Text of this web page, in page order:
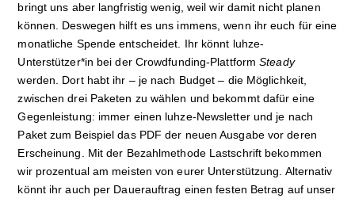
bringt uns aber langfristig wenig, weil wir damit nicht planen
können. Deswegen hilft es uns immens, wenn ihr euch für eine
monatliche Spende entscheidet. Ihr könnt luhze-
Unterstützer*in bei der Crowdfunding-PlattformSteady
werden. Dort habt ihr – je nach Budget – die Möglichkeit,
zwischen drei Paketen zu wählen und bekommt dafür eine
Gegenleistung: immer einen luhze-Newsletter und je nach
Paket zum Beispiel das PDF der neuen Ausgabe vor deren
Erscheinung. Mit der Bezahlmethode Lastschrift bekommen
wir prozentual am meisten von eurer Unterstützung. Alternativ
könnt ihr auch per Dauerauftrag einen festen Betrag auf unser